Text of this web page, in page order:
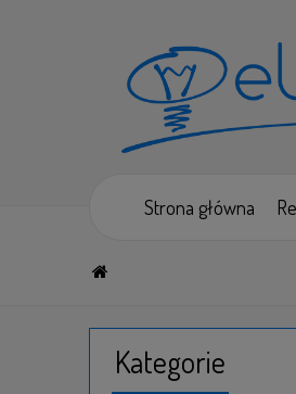
Strona główna
Kategorie